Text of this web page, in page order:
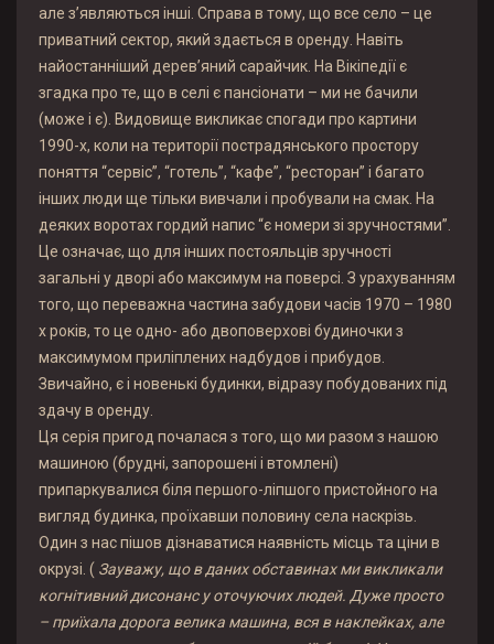
але з’являються інші. Справа в тому, що все село – це
приватний сектор, який здається в оренду. Навіть
найостанніший дерев’яний сарайчик. На Вікіпедії є
згадка про те, що в селі є пансіонати – ми не бачили
(може і є). Видовище викликає спогади про картини
1990-х, коли на території пострадянського простору
поняття “сервіс”, “готель”, “кафе”, “ресторан” і багато
інших люди ще тільки вивчали і пробували на смак. На
деяких воротах гордий напис “є номери зі зручностями”.
Це означає, що для інших постояльців зручності
загальні у дворі або максимум на поверсі. З урахуванням
того, що переважна частина забудови часів 1970 – 1980
х років, то це одно- або двоповерхові будиночки з
максимумом приліплених надбудов і прибудов.
Звичайно, є і новенькі будинки, відразу побудованих під
здачу в оренду.
Ця серія пригод почалася з того, що ми разом з нашою
машиною (брудні, запорошені і втомлені)
припаркувалися біля першого-ліпшого пристойного на
вигляд будинка, проїхавши половину села наскрізь.
Один з нас пішов дізнаватися наявність місць та ціни в
окрузі. ( Зауважу, що в даних обставинах ми викликали
когнітивний дисонанс у оточуючих людей. Дуже просто
– приїхала дорога велика машина, вся в наклейках, але